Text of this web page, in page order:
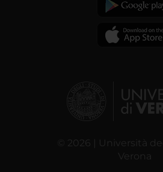
© 2026 | Università
Verona